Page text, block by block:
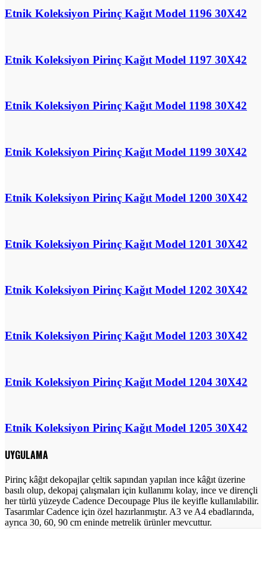
Etnik Koleksiyon Pirinç Kağıt Model 1196 30X42
Etnik Koleksiyon Pirinç Kağıt Model 1197 30X42
Etnik Koleksiyon Pirinç Kağıt Model 1198 30X42
Etnik Koleksiyon Pirinç Kağıt Model 1199 30X42
Etnik Koleksiyon Pirinç Kağıt Model 1200 30X42
Etnik Koleksiyon Pirinç Kağıt Model 1201 30X42
Etnik Koleksiyon Pirinç Kağıt Model 1202 30X42
Etnik Koleksiyon Pirinç Kağıt Model 1203 30X42
Etnik Koleksiyon Pirinç Kağıt Model 1204 30X42
Etnik Koleksiyon Pirinç Kağıt Model 1205 30X42
UYGULAMA
Pirinç kâğıt dekopajlar çeltik sapından yapılan ince kâğıt üzerine
basılı olup, dekopaj çalışmaları için kullanımı kolay, ince ve dirençli
her türlü yüzeyde Cadence Decoupage Plus ile keyifle kullanılabilir.
Tasarımlar Cadence için özel hazırlanmıştır. A3 ve A4 ebadlarında,
ayrıca 30, 60, 90 cm eninde metrelik ürünler mevcuttur.